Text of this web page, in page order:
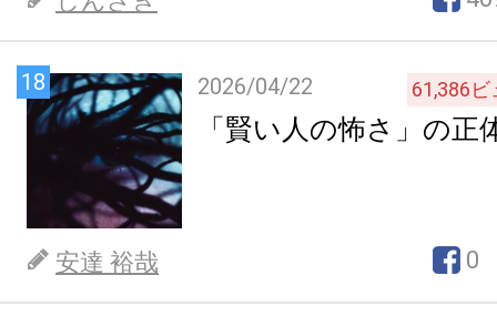
18 2026/04/22 61,386ビ
「賢い人の怖さ」の正
安達 裕哉 0